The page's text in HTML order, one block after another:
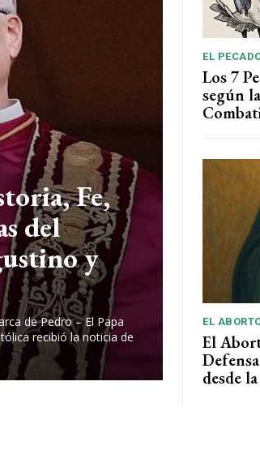
Fe,
del
y
de Pedro – El Papa
recibió la noticia de
EL
Los 7
según
EL
El
desde